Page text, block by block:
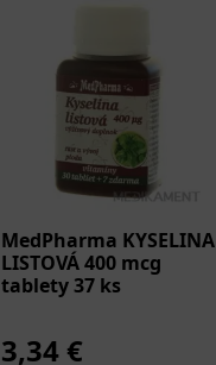
MedPharma KYSELINA
LISTOVÁ 400 mcg
tablety 37 ks
3,34 €